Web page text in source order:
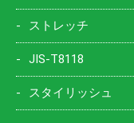
ストレッチ
JIS-T8118
スタイリッシュ